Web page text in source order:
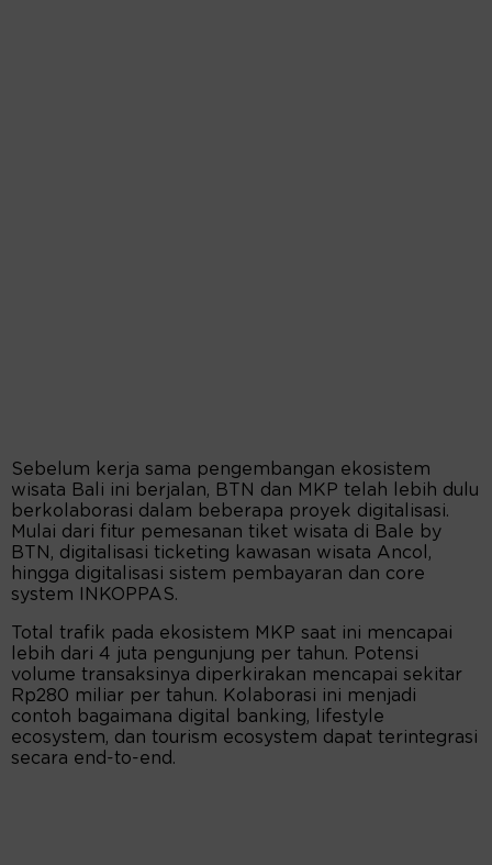
Sebelum kerja sama pengembangan ekosistem
wisata Bali ini berjalan, BTN dan MKP telah lebih dulu
berkolaborasi dalam beberapa proyek digitalisasi.
Mulai dari fitur pemesanan tiket wisata di Bale by
BTN, digitalisasi ticketing kawasan wisata Ancol,
hingga digitalisasi sistem pembayaran dan core
system INKOPPAS.
Total trafik pada ekosistem MKP saat ini mencapai
lebih dari 4 juta pengunjung per tahun. Potensi
volume transaksinya diperkirakan mencapai sekitar
Rp280 miliar per tahun. Kolaborasi ini menjadi
contoh bagaimana digital banking, lifestyle
ecosystem, dan tourism ecosystem dapat terintegrasi
secara end-to-end.